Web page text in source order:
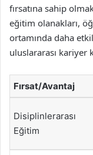
fırsatına sahip
eğitim olanakları,
ortamında daha
uluslararası kariyer
Fırsat/Avantaj
Disiplinlerarası
Eğitim